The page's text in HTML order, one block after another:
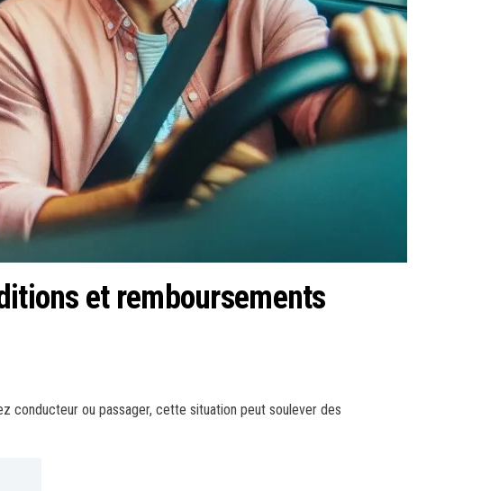
et remboursements
conducteur ou passager, cette situation peut soulever des